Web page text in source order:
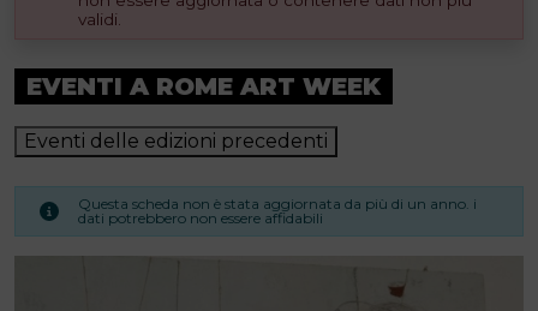
validi.
EVENTI A ROME ART WEEK
Eventi delle edizioni precedenti
Questa scheda non è stata aggiornata da più di un anno. i
dati potrebbero non essere affidabili